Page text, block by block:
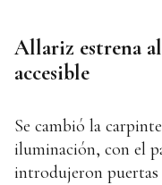
Allariz estrena
accesible
Se cambió la
iluminación, con el
introdujeron puertas